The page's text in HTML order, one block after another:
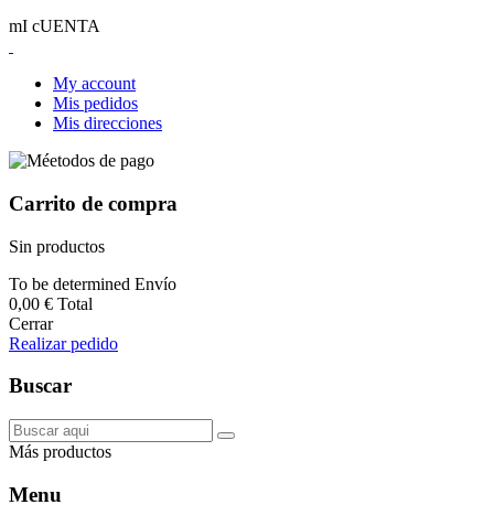
mI cUENTA
My account
Mis pedidos
Mis direcciones
Carrito de compra
Sin productos
To be determined Envío
0,00 € Total
Cerrar
Realizar pedido
Buscar
Más productos
Menu